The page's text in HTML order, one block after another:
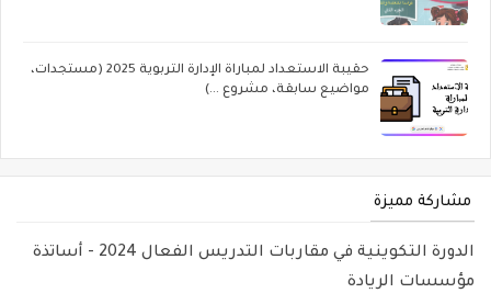
حقيبة الاستعداد لمباراة الإدارة التربوية 2025 (مستجدات،
مواضيع سابقة، مشروع ...)
مشاركة مميزة
الدورة التكوينية في مقاربات التدريس الفعال 2024 - أساتذة
مؤسسات الريادة